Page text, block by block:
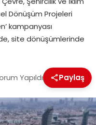
Dönüşüm Projeleri
kampanyası
site dönüşümlerinde
Yapıldı Paylaş